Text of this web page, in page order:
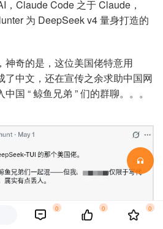
，Claude Code 之于 Claude，
为 DeepSeek v4 量身打造的
神奇的是，这位美国佬特意用
了中文，还在宣传之余求助中国网
国 “ 鲸鱼兄弟 ” 们的群聊。。。
0 0 0